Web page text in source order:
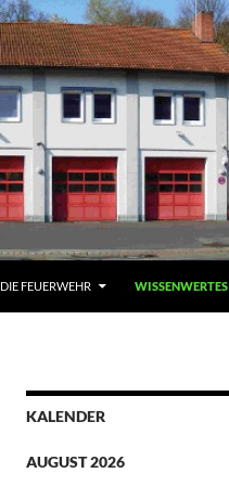
DIE FEUERWEHR WISSENWERTES
KALENDER
AUGUST 2026